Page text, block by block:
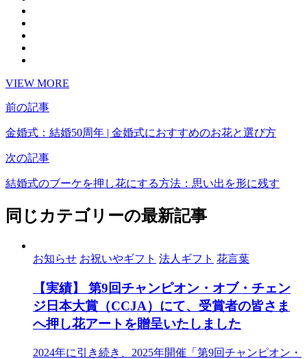
VIEW MORE
前の記事
金婚式：結婚50周年 | 金婚式におすすめのお花と選び方
次の記事
結婚式のブーケを押し花にする方法：思い出を形に残す
同じカテゴリーの最新記事
お知らせ お祝いやギフト 法人ギフト 花言葉
【実績】 第9回チャンピオン・オブ・チェン
ジ日本大賞（CCJA）にて、受賞者の皆さま
へ押し花アートを贈呈いたしました
2024年に引き続き、2025年開催「第9回チャンピオン・